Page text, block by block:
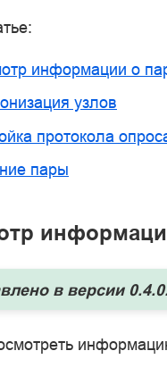
информации о
узлов
протокола
пары
в версии